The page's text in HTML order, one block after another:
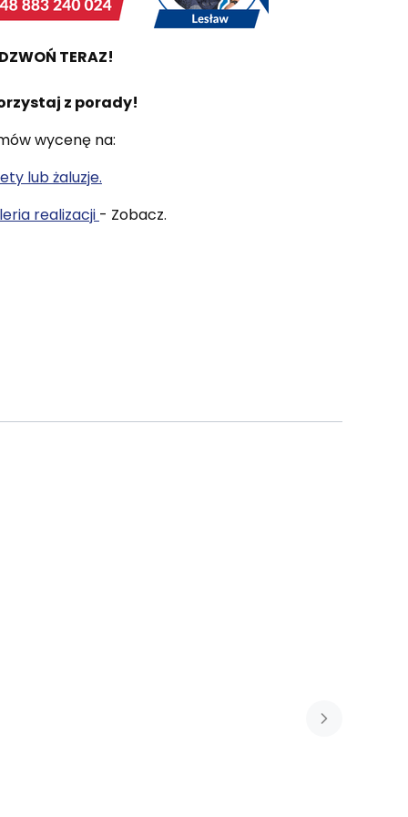
TERAZ!
z porady!
wycenę na:
lub żaluzje.
realizacji - Zobacz.